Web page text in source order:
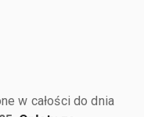
w całości do dnia